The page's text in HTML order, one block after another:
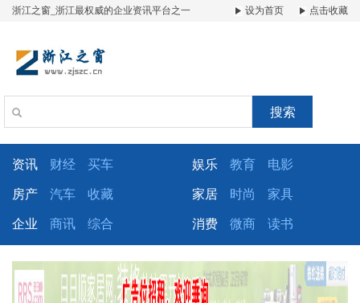
浙江之窗_浙江最权威的企业资讯平台之一 设为首页 点击收藏
搜索
资讯 财经 买车 娱乐 教育 电影
房产 汽车 收藏 家居 时尚 家具
企业 商讯 综合 消费 微商 读书